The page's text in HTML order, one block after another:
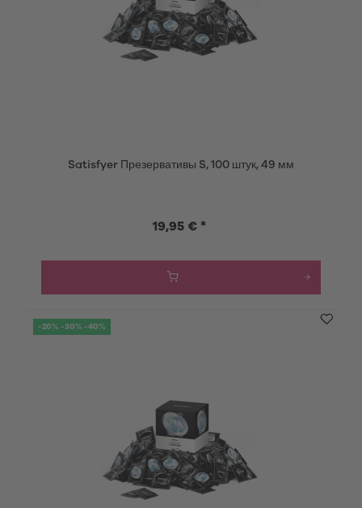
Satisfyer Презервативы S, 100 штук, 49 мм
19,95 € *
-20% -30% -40%